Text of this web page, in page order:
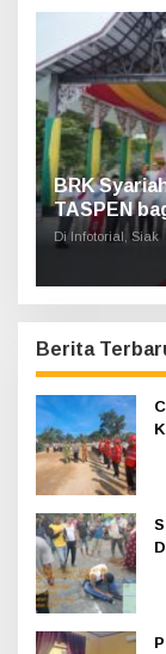
:
BRK
TASPEN
Di Infotorial, Siak
Berita